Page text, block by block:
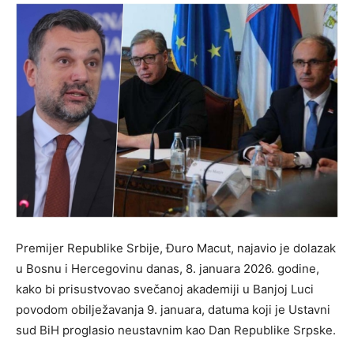
Premijer Republike Srbije, Đuro Macut, najavio je dolazak
u Bosnu i Hercegovinu danas, 8. januara 2026. godine,
kako bi prisustvovao svečanoj akademiji u Banjoj Luci
povodom obilježavanja 9. januara, datuma koji je Ustavni
sud BiH proglasio neustavnim kao Dan Republike Srpske.